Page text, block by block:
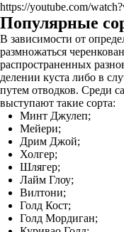
https://youtube.com/
Популярные
В зависимости от
размножаться
распространенных
делении куста либо в
путем отводков. Среди
выступают такие сорта:
Минт Джулеп;
Мейери;
Дрим Джой;
Холгер;
Шлягер;
Лайм Глоу;
Вилтони;
Голд Кост;
Голд Мордиган;